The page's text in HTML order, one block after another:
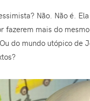
Não. Não é.
fazerem mais do
do mundo utópico de